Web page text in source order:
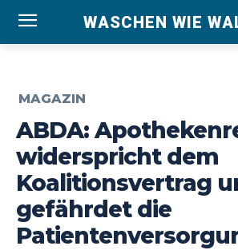
WASCHEN WIE
MAGAZIN
ABDA:
widerspricht dem
Koalitionsvertrag
gefährdet die